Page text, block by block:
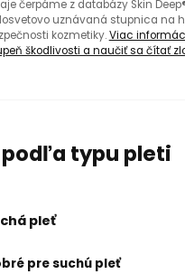
čerpáme z databázy Skin
uznávaná stupnica na
kozmetiky.Viac
škodlivosti a naučiť sa čítať
podľa typu pleti
pleť
pre suchú pleť